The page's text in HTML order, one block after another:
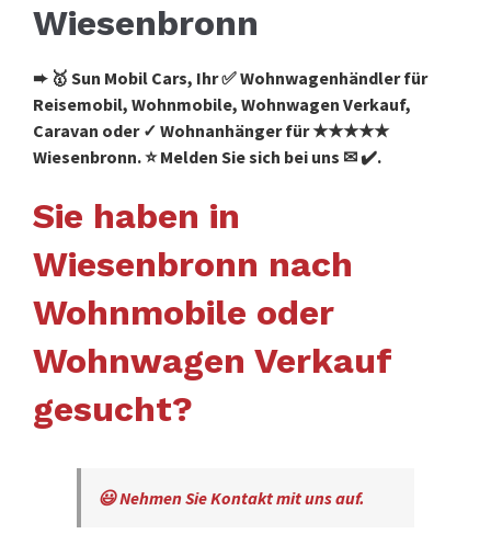
Wiesenbronn
➨ 🥇 Sun Mobil Cars, Ihr ✅ Wohnwagenhändler für
Reisemobil, Wohnmobile, Wohnwagen Verkauf,
Caravan oder ✓ Wohnanhänger für ★★★★★
Wiesenbronn. ⭐ Melden Sie sich bei uns ✉ ✔️.
Sie haben in
Wiesenbronn nach
Wohnmobile oder
Wohnwagen Verkauf
gesucht?
😃 Nehmen Sie Kontakt mit uns auf.